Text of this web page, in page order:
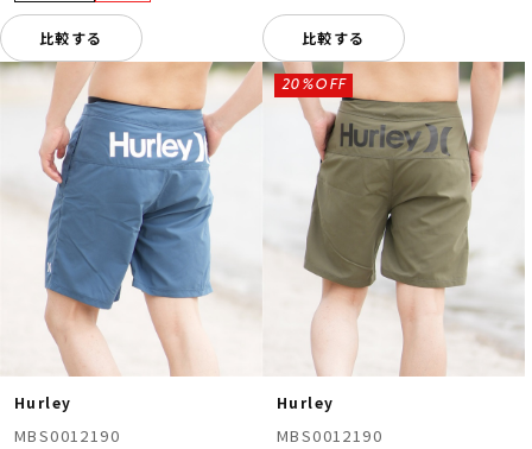
比較する 比較する
Hurley
MBS0012190
Hurley
MBS0012190
20%OFF